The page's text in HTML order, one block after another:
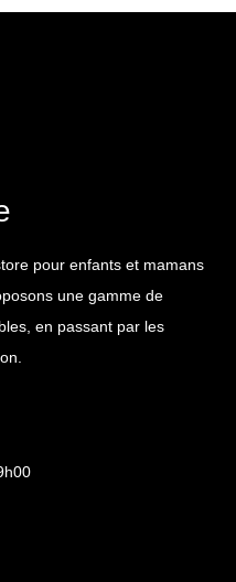
pour enfants et mamans
une gamme de
en passant par les